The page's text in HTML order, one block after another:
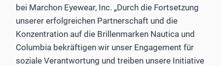
bei Marchon Eyewear, Inc. „Durch die Fortsetzung
unserer erfolgreichen Partnerschaft und die
Konzentration auf die Brillenmarken Nautica und
Columbia bekräftigen wir unser Engagement für
soziale Verantwortung und treiben unsere Initiative